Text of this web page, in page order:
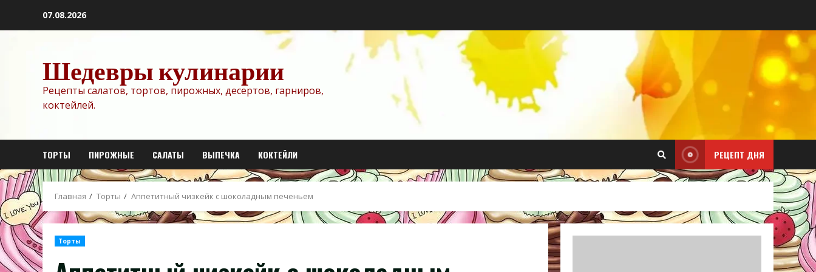
07.08.2026
Шедевры кулинарии
Рецепты салатов, тортов, пирожных, десертов, гарниров,
коктейлей.
ТОРТЫ ПИРОЖНЫЕ САЛАТЫ ВЫПЕЧКА КОКТЕЙЛИ РЕЦЕПТ ДНЯ
Главная Торты Аппетитный чизкейк с шоколадным печеньем
Торты